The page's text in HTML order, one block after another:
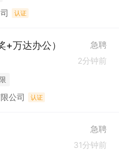
认证
万达办公） 急聘
2分钟前
公司 认证
急聘
31分钟前